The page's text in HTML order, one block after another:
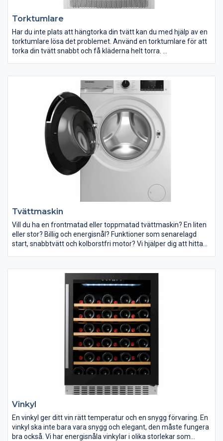
Torktumlare
Har du inte plats att hängtorka din tvätt kan du med hjälp av en
torktumlare lösa det problemet. Använd en torktumlare för att
torka din tvätt snabbt och få kläderna helt torra.
kondenstumlare. Flera av våra torktumlare är utrustade med
funktioner som fuktavkänning, sensorer och skontrumma. Vi
hjälper dig att hitta en torktumlare som passar dina behov.
Tvättmaskin
Vill du ha en frontmatad eller toppmatad tvättmaskin? En liten
eller stor? Billig och energisnål? Funktioner som senarelagd
start, snabbtvätt och kolborstfri motor? Vi hjälper dig att hitta
Inför ditt köp av tvättmaskin finns det några saker du bör tänka
på. Tänk igenom vad som är viktigast för dig. Har du ont om
du att det är besvärligt att böja dig ner när du hanterar din tvätt
är en toppmatad tvättmaskin kanske det ultimata för dig.
Vinkyl
En vinkyl ger ditt vin rätt temperatur och en snygg förvaring. En
vinkyl ska inte bara vara snygg och elegant, den måste fungera
bra också. Vi har energisnåla vinkylar i olika storlekar som